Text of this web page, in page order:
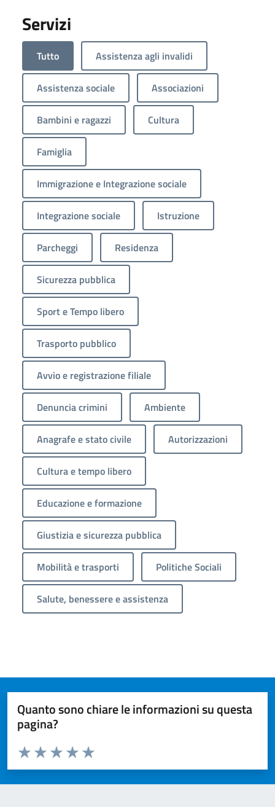
Servizi
Tutto Assistenza agli invalidi
Assistenza sociale Associazioni
Bambini e ragazzi Cultura
Famiglia
Immigrazione e Integrazione sociale
Integrazione sociale Istruzione
Parcheggi Residenza
Sicurezza pubblica
Sport e Tempo libero
Trasporto pubblico
Avvio e registrazione filiale
Denuncia crimini Ambiente
Anagrafe e stato civile Autorizzazioni
Cultura e tempo libero
Educazione e formazione
Giustizia e sicurezza pubblica
Mobilità e trasporti Politiche Sociali
Salute, benessere e assistenza
Quanto sono chiare le informazioni su questa
pagina?
Valuta da 1 a 5 stelle la pagina
Valuta 5 stelle su 5
Valuta 4 stelle su 5
Valuta 3 stelle su 5
Valuta 2 stelle su 5
Valuta 1 stelle su 5